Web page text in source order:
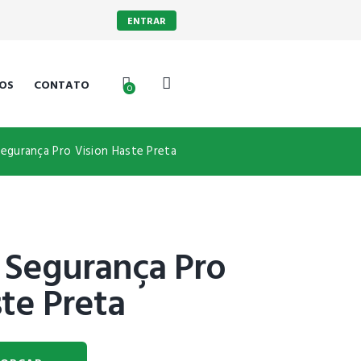
ENTRAR
CONTATO 0
Pro Vision Haste Preta
Pro
Preta